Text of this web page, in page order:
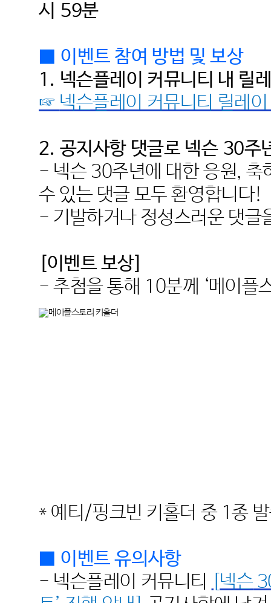
시 59분
이벤트 참여 방법 및 보상
1. 넥슨플레이 커뮤니티 내 릴
☞ 넥슨플레이 커뮤니티 릴레
2. 공지사항 댓글로 넥슨30주
- 넥슨30주년에 대한 응원, 축
수 있는 댓글 모두 환영합니다!
- 기발하거나 정성스러운 댓글
이벤트 보상
-추첨을 통해 10분께 ‘메이플
* 예티 /핑크빈 키홀더 중1종
이벤트 유의사항
- 넥슨플레이 커뮤니티 넥슨